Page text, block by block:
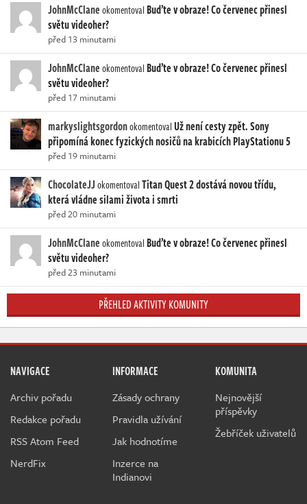
JohnMcClaneokomentoval Buďte v obraze! Co červenec přinesl
světu videoher?
před 13 minutami
JohnMcClaneokomentoval Buďte v obraze! Co červenec přinesl
světu videoher?
před 17 minutami
markyslightsgordonokomentovalUž není cesty zpět. Sony
připomíná konec fyzických nosičů na krabicích PlayStationu 5
před 19 minutami
ChocolateJJokomentovalTitan Quest 2 dostává novou třídu,
která vládne silami života i smrti
před 20 minutami
JohnMcClaneokomentoval Buďte v obraze! Co červenec přinesl
světu videoher?
před 23 minutami
PŘEHLED AKTIVITY KOMUNITY
NAVIGACE
Archiv pořadu
Redakce pořadu
RSS Atom Feed
NerdFix
INFORMACE
Zásady ochrany
Pravidla užívání
Jak hodnotíme
Inzerce na
Indianovi
KOMUNITA
Nejnovější
příspěvky
Žebříček uživatelů